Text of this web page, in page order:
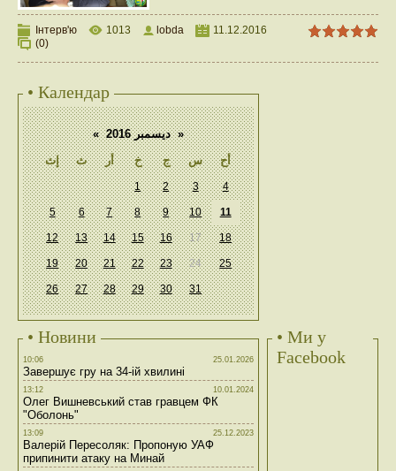
Інтерв'ю 1013 lobda
11.12.2016
(0)
• Календар
« ديسمبر 2016 »
إث
ث أر خ ج س أح
1 2 3 4
5 6 7 8 9 10 11
12 13 14 15 16 17 18
19 20 21 22 23 24 25
26 27 28 29 30 31
• Новини
10:06 25.01.2026
Завершує гру на 34-ій хвилині
13:12 10.01.2024
Олег Вишневський став гравцем ФК
"Оболонь"
13:09 25.12.2023
Валерій Пересоляк: Пропоную УАФ
припинити атаку на Минай
• Ми у
Facebook